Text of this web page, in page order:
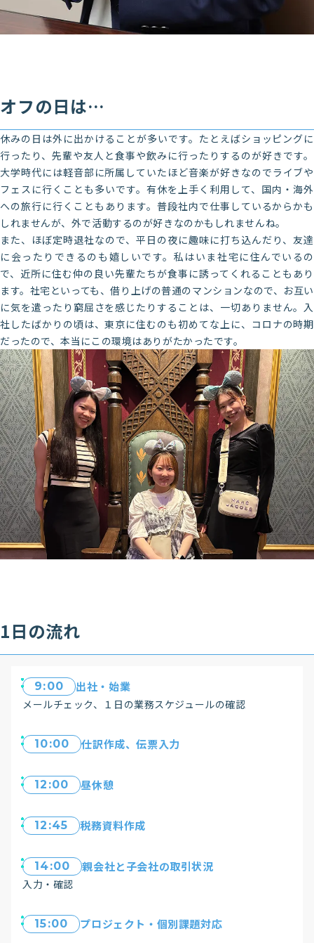
オフの日は…
休みの日は外に出かけることが多いです。たとえばショッピングに
行ったり、先輩や友人と食事や飲みに行ったりするのが好きです。
大学時代には軽音部に所属していたほど音楽が好きなのでライブや
フェスに行くことも多いです。有休を上手く利用して、国内・海外
への旅行に行くこともあります。普段社内で仕事しているからかも
しれませんが、外で活動するのが好きなのかもしれませんね。
また、ほぼ定時退社なので、平日の夜に趣味に打ち込んだり、友達
に会ったりできるのも嬉しいです。私はいま社宅に住んでいるの
で、近所に住む仲の良い先輩たちが食事に誘ってくれることもあり
ます。社宅といっても、借り上げの普通のマンションなので、お互い
に気を遣ったり窮屈さを感じたりすることは、一切ありません。入
社したばかりの頃は、東京に住むのも初めてな上に、コロナの時期
だったので、本当にこの環境はありがたかったです。
1日の流れ
9:00 出社・始業
メールチェック、１日の業務スケジュールの確認
10:00 仕訳作成、伝票入力
12:00 昼休憩
12:45 税務資料作成
14:00 親会社と子会社の取引状況
入力・確認
15:00 プロジェクト・個別課題対応